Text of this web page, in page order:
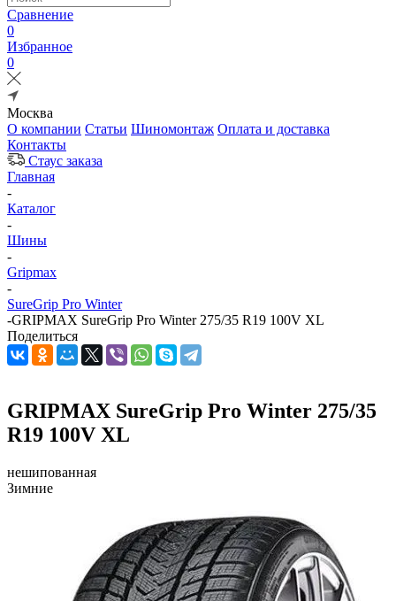
Сравнение
0
Избранное
0
Москва
О компании Статьи Шиномонтаж Оплата и доставка
Контакты
Стаус заказа
Главная
-
Каталог
-
Шины
-
Gripmax
-
SureGrip Pro Winter
-GRIPMAX SureGrip Pro Winter 275/35 R19 100V XL
Поделиться
GRIPMAX SureGrip Pro Winter 275/35
R19 100V XL
нешипованная
Зимние